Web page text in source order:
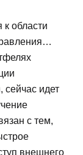
области
сейчас идет
с тем,
внешнего